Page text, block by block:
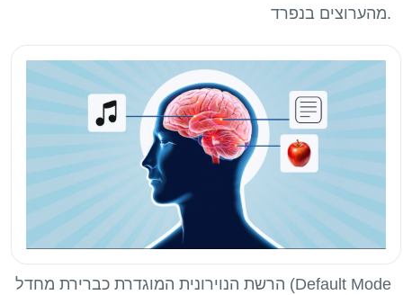
הרשת הנוירונית המוגדרת כברירת מחדל (Default Mode